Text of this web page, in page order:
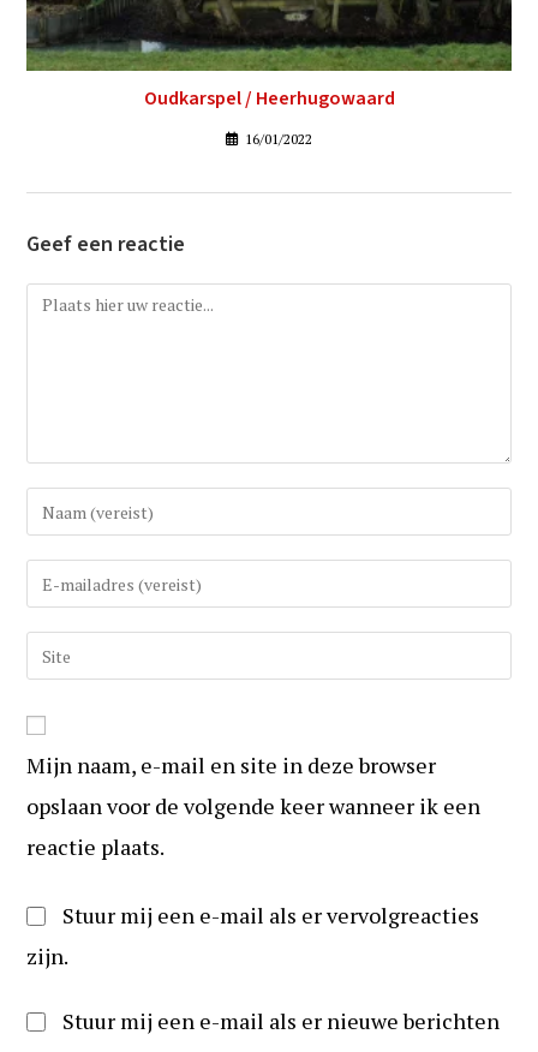
Oudkarspel / Heerhugowaard
16/01/2022
Geef een reactie
Reactie
Vul
uw
(gebruikers)naam
om
Vul
uw
e-
mail
om
te
reageren
Vul
uw
URL
in
(optioneel)
Mijn naam, e-mail en site in deze browser
opslaan voor de volgende keer wanneer ik een
reactie plaats.
Stuur mij een e-mail als er vervolgreacties
zijn.
Stuur mij een e-mail als er nieuwe berichten